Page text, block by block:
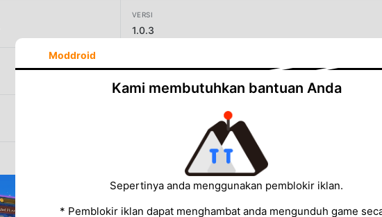
VERSI
1.0.3
Moddroid
Kami membutuhkan bantuan Anda
Sepertinya anda menggunakan pemblokir iklan.
* Pemblokir iklan dapat menghambat anda mengunduh game